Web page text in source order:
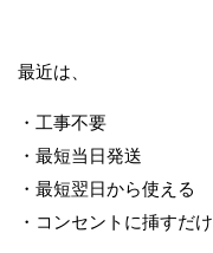
最近は、
・工事不要
・最短当日発送
・最短翌日から使える
・コンセントに挿すだけ